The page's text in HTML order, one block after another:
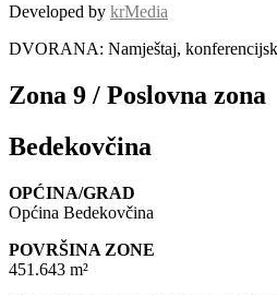
Developed by krMedia
DVORANA: Namještaj,
Zona 9 / Poslovna zona
Bedekovčina
OPĆINA/GRAD
Općina Bedekovčina
POVRŠINA ZONE
451.643 m²